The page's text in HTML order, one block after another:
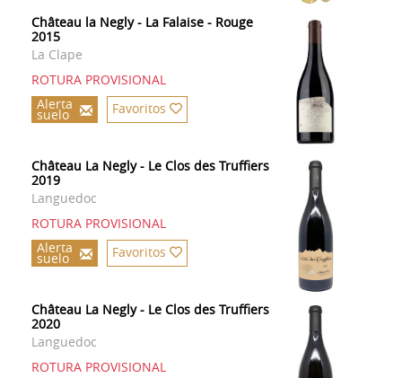
Château la Negly - La Falaise - Rouge
2015
La Clape
ROTURA PROVISIONAL
Alerta
suelo Favoritos
Château La Negly - Le Clos des Truffiers
2019
Languedoc
ROTURA PROVISIONAL
Alerta
suelo Favoritos
Château La Negly - Le Clos des Truffiers
2020
Languedoc
ROTURA PROVISIONAL